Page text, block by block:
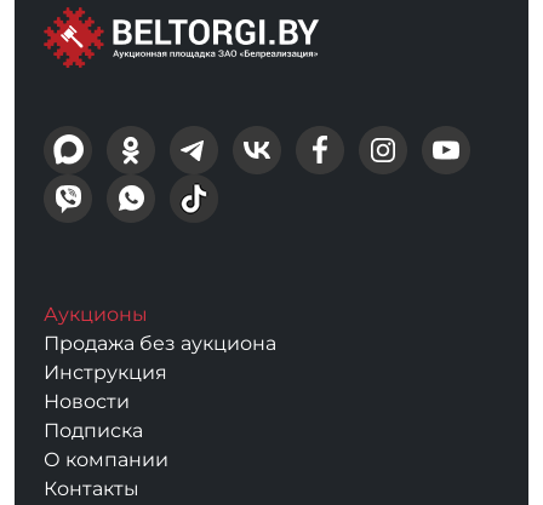
Аукционы
Продажа без аукциона
Инструкция
Новости
Подписка
О компании
Контакты